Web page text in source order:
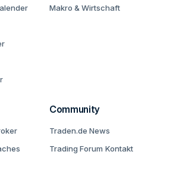
Makro & Wirtschaft
Community
Traden.de News
Trading Forum Kontakt